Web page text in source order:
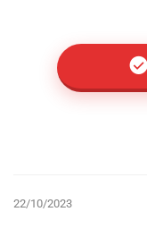
22/10/2023